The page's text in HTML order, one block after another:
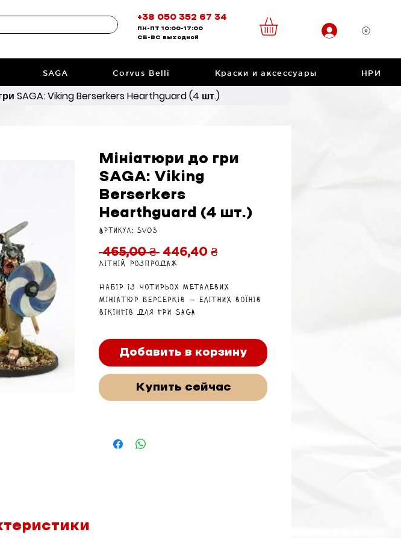
+38 050 352 67 34
ПН-ПТ 10:00-17:00
CБ-ВС выходной
SAGA Corvus Belli Краски и аксессуары НРИ
SAGA: Viking Berserkers Hearthguard (4 шт.)
Мініатюри до гри
SAGA: Viking
Berserkers
Hearthguard (4 шт.)
Артикул: SV03
465,00 ₴ Обычная
цена
446,40 ₴Спеццена
Літній розпродаж
Набір із чотирьох металевих
мініатюр берсерків — елітних воїнів
вікінгів для гри SAGA
Добавить в корзину
Купить сейчас